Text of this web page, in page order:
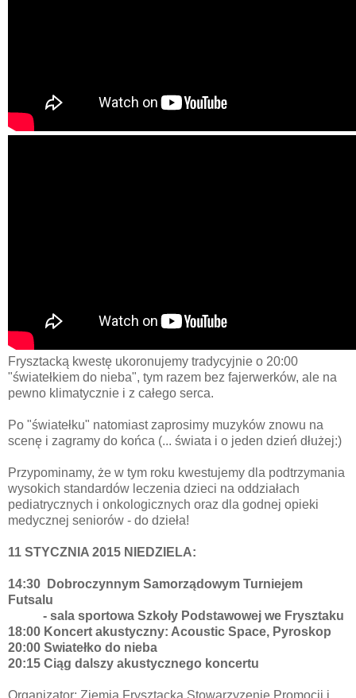
Frysztacką kwestę ukoronujemy tradycyjnie o 20:00
"światełkiem do nieba", tym razem bez fajerwerków, ale na
pewno klimatycznie i z całego serca.
Po "światełku" natomiast zaprosimy muzyków znowu na
scenę i zagramy do końca (... świata i o jeden dzień dłużej:)
Przypominamy, że w tym roku kwestujemy dla podtrzymania
wysokich standardów leczenia dzieci na oddziałach
pediatrycznych i onkologicznych oraz dla godnej opieki
medycznej seniorów - do dzieła!
11 STYCZNIA 2015 NIEDZIELA:
14:30 Dobroczynnym Samorządowym Turniejem
Futsalu
- sala sportowa Szkoły Podstawowej we Frysztaku
18:00 Koncert akustyczny: Acoustic Space, Pyroskop
20:00 Swiatełko do nieba
20:15 Ciąg dalszy akustycznego koncertu
Organizator: Ziemia Frysztacka Stowarzyzenie Promocji i